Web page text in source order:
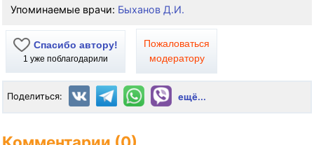
Упоминаемые врачи: Быханов Д.И.
Спасибо автору!
1 уже поблагодарили
Пожаловаться
модератору
Поделиться: ещё...